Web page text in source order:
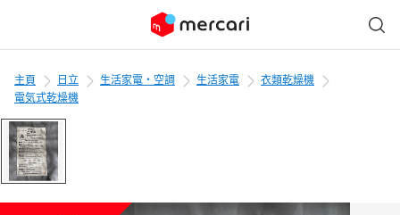
主頁 日立 生活家電・空調 生活家電
衣類乾燥機
電気式乾燥機